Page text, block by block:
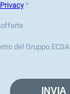
*
offerte
del Gruppo ECSA